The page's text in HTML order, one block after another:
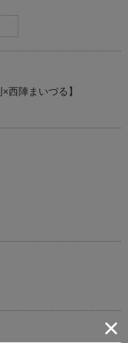
西陣まいづる】